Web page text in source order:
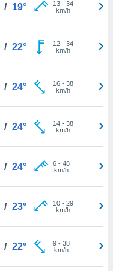
/ 19° 13- 34
km/h
/ 22° 12- 34
km/h
/ 24° 16- 38
km/h
/ 24° 14- 38
km/h
/ 24° 6- 48
km/h
/ 23° 10- 29
km/h
/ 22° 9- 38
km/h